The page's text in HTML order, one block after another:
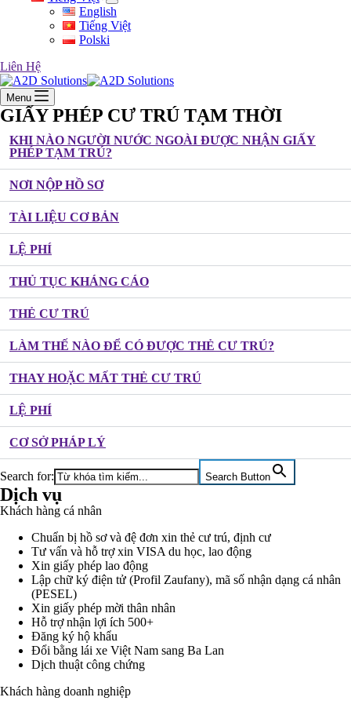
English
Tiếng Việt
Polski
Liên Hệ
Menu
GIẤY PHÉP CƯ TRÚ TẠM THỜI
KHI NÀO NGƯỜI NƯỚC NGOÀI ĐƯỢC NHẬN GIẤY
PHÉP TẠM TRÚ?
NƠI NỘP HỒ SƠ
TÀI LIỆU CƠ BẢN
LỆ PHÍ
THỦ TỤC KHÁNG CÁO
THẺ CƯ TRÚ
LÀM THẾ NÀO ĐỂ CÓ ĐƯỢC THẺ CƯ TRÚ?
THAY HOẶC MẤT THẺ CƯ TRÚ
LỆ PHÍ
CƠ SỞ PHÁP LÝ
Search for: Search Button
Dịch vụ
Khách hàng cá nhân
Chuẩn bị hồ sơ và đệ đơn xin thẻ cư trú, định cư
Tư vấn và hỗ trợ xin VISA du học, lao động
Xin giấy phép lao động
Lập chữ ký điện tử (Profil Zaufany), mã số nhận dạng cá nhân
(PESEL)
Xin giấy phép mời thân nhân
Hỗ trợ nhận lợi ích 500+
Đăng ký hộ khẩu
Đổi bằng lái xe Việt Nam sang Ba Lan
Dịch thuật công chứng
Khách hàng doanh nghiệp